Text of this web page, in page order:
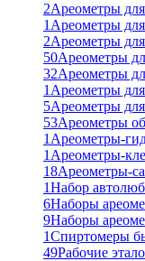
2Ареометры
1 Ареометры
2Ареометры
50Ареометры
32Ареометры
1 Ареометры
5Ареометры
53Ареометры
1 Ареометры-
1 Ареометры-
18Ареометры-
1Набор
6Наборы
9Наборы
1Спиртомеры
49Рабочие